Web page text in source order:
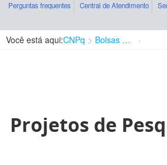
Perguntas frequentes Central de Atendimento
Você está aqui:CNPq Bolsas e Auxílios Vigentes
Projetos de